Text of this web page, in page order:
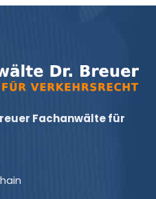
Fachanwälte für